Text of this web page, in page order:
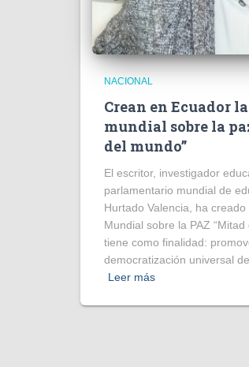
NACIONAL
Crean en Ecuador
mundial sobre la
del mundo”
El escritor, investigador
parlamentario mundial de
Hurtado Valencia, ha
Mundial sobre la PAZ “Mitad
tiene como finalidad:
democratización universal
Leer más